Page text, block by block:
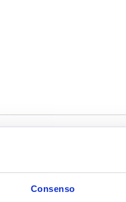
Consenso